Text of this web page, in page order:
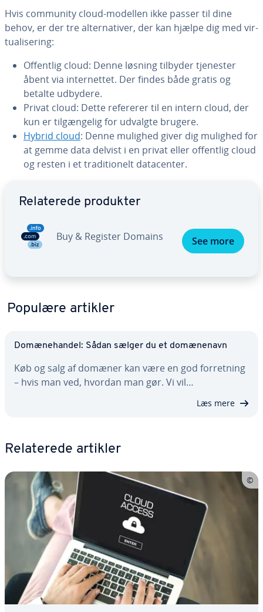
Hvis community cloud-modellen ikke passer til dine
behov, er der tre al­ter­na­ti­ver, der kan hjælpe dig med vir­
tu­a­li­se­ring:
Offentlig cloud: Denne løsning tilbyder tjenester
åbent via in­ter­net­tet. Der findes både gratis og
betalte udbydere.
Privat cloud: Dette refererer til en intern cloud, der
kun er til­gæn­ge­lig for udvalgte brugere.
Hybrid cloud: Denne mulighed giver dig mulighed for
at gemme data delvist i en privat eller offentlig cloud
og resten i et tra­di­tio­nelt da­ta­cen­ter.
Re­la­te­re­de produkter
Buy & Register Domains See more
Populære artikler
Do­mæ­ne­han­del: Sådan sælger du et do­mæ­ne­navn
Køb og salg af domæner kan være en god for­ret­ning
– hvis man ved, hvordan man gør. Vi vil…
Læs mere
Re­la­te­re­de artikler